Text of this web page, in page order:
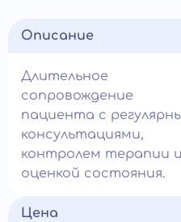
Описание
Длительное
сопровождение
пациента с
консультациями,
контролем терапии и
оценкой состояния.
Цена